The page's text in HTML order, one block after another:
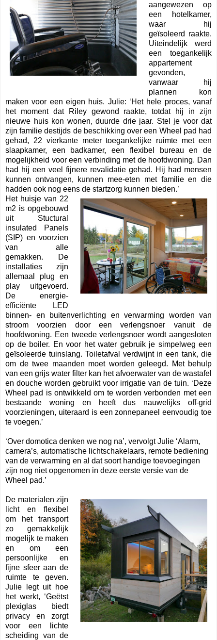
aangewezen op
een hotelkamer,
waar hij
geïsoleerd raakte.
Uiteindelijk werd
een toegankelijk
appartement
gevonden,
vanwaar hij
plannen kon
maken voor een eigen huis. Julie: ‘Het hele proces, vanaf
het moment dat Riley gewond raakte, totdat hij in zijn
nieuwe huis kon wonen, duurde drie jaar. Stel je voor dat
zijn familie destijds de beschikking over een Wheel pad had
gehad, 22 vierkante meter toegankelijke ruimte met een
slaapkamer, een badkamer, een flexibel bureau en de
mogelijkheid voor een verbinding met de hoofdwoning. Dan
had hij een veel fijnere revalidatie gehad. Hij had mensen
kunnen ontvangen, kunnen mee-eten met familie en die
hadden ook nog eens de startzorg kunnen bieden.’
Het huisje van 22
m2 is opgebouwd
uit Stuctural
insulated Panels
(SIP) en voorzien
van alle
gemakken. De
installaties zijn
allemaal plug en
play uitgevoerd.
De energie-
efficiënte LED
binnen- en buitenverlichting en verwarming worden van
stroom voorzien door een verlengsnoer vanuit de
hoofdwoning. Een tweede verlengsnoer wordt aangesloten
op de boiler. En voor het water gebruik je simpelweg een
geïsoleerde tuinslang. Toiletafval verdwijnt in een tank, die
om de twee maanden moet worden geleegd. Met behulp
van een grijs water filter kan het afvoerwater van de wastafel
en douche worden gebruikt voor irrigatie van de tuin. ‘Deze
Wheel pad is ontwikkeld om te worden verbonden met een
bestaande woning en heeft dus nauwelijks off-grid
voorzieningen, uiteraard is een zonnepaneel eenvoudig toe
te voegen.’
‘Over domotica denken we nog na’, vervolgt Julie ‘Alarm,
camera’s, automatische lichtschakelaars, remote bediening
van de verwarming en al dat soort handige toevoegingen
zijn nog niet opgenomen in deze eerste versie van de
Wheel pad.’
De materialen zijn
licht en flexibel
om het transport
zo gemakkelijk
mogelijk te maken
en om een
persoonlijke en
fijne sfeer aan de
ruimte te geven.
Julie legt uit hoe
het werkt, ‘Geëtst
plexiglas biedt
privacy en zorgt
voor een lichte
scheiding van de